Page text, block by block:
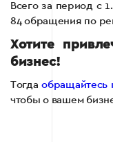
Всего за период с
84 обращения по
Хотите
бизнес!
Тогдаобращайтесь
чтобы о вашем